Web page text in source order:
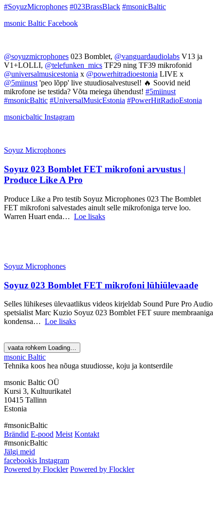
#SoyuzMicrophones #023BrassBlack #msonicBaltic
msonic Baltic Facebook
@soyuzmicrophones 023 Bomblet, @vanguardaudiolabs V13 ja
V1+LOLLI, @telefunken_mics TF29 ning TF39 mikrofonid
@universalmusicestonia x @powerhitradioestonia LIVE x
@5miinust 'peo lõpp' live stuudiosalvestusel! 🔥 Soovid neid
mikrofone ise testida? Võta meiega ühendust! #5miinust
#msonicBaltic #UniversalMusicEstonia #PowerHitRadioEstonia
msonicbaltic Instagram
Soyuz Microphones
Soyuz 023 Bomblet FET mikrofoni arvustus |
Produce Like A Pro
Produce Like a Pro testib Soyuz Microphones 023 The Bomblet
FET mikrofoni salvestades ainult selle mikrofoniga terve loo.
Warren Huart enda… Loe lisaks
Soyuz Microphones
Soyuz 023 Bomblet FET mikrofoni lühiülevaade
Selles lühikeses ülevaatlikus videos kirjeldab Sound Pure Pro Audio
spetsialist Marc Kuzio Soyuz 023 Bomblet FET suure membraaniga
kondensa… Loe lisaks
vaata rohkem Loading…
msonic Baltic
Tehnika koos hea nõuga stuudiosse, koju ja kontserdile
msonic Baltic OÜ
Kursi 3, Kultuurikatel
10415 Tallinn
Estonia
#msonicBaltic
Brändid E-pood Meist Kontakt
#msonicBaltic
Jälgi meid
facebookis Instagram
Powered by Flockler Powered by Flockler